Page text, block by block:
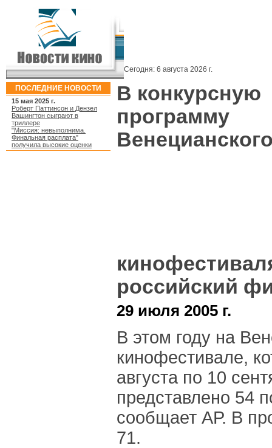
Сегодня: 6 августа 2026 г.
ПОСЛЕДНИЕ НОВОСТИ
15 мая 2025 г.
Роберт Паттинсон и Дензел
Вашингтон сыграют в
триллере
"Миссия: невыполнима.
Финальная расплата"
получила высокие оценки
В конкурсную
программу
российский
29 июля 2005 г.
В этом году на
кинофестивале,
августа по 10
представлено 54
сообщает АР. В
71.